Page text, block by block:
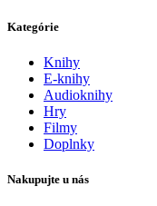
Kategórie
Knihy
E-knihy
Audioknihy
Hry
Filmy
Doplnky
Nakupujte u nás